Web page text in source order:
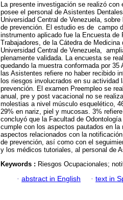
La presente investigación se realizó
posee el personal de Asistentes
Universidad Central de Venezuela,
de prevención. El estudio es de campo
instrumento aplicado fue la Encuesta de
Trabajadores, de la Cátedra de
Universidad Central de Venezuela,
plenamente validada. La encuesta se
quedando la muestra conformada por
las Asistentes refiere no haber recibido
los riesgos involucrados en su
prevención. El examen Preempleo se
anual, pre y post vacacional no se
molestias a nivel músculo esquelético,
29% en nariz, piel y mucosas. 3%
concluyó que la Facultad de
cumple con los aspectos pautados en
aspectos relacionados con la
de prevención, así como con el
y los médicos tutoriales, al personal de
Keywords : Riesgos Ocupacionales;
· abstract in English · text in